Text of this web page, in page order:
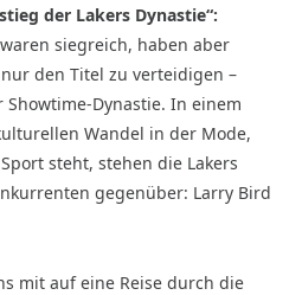
der Lakers Dynastie“:
siegreich, haben aber
den Titel zu verteidigen –
Dynastie. In einem
Wandel in der Mode,
steht, stehen die Lakers
gegenüber: Larry Bird
mit auf eine Reise durch die